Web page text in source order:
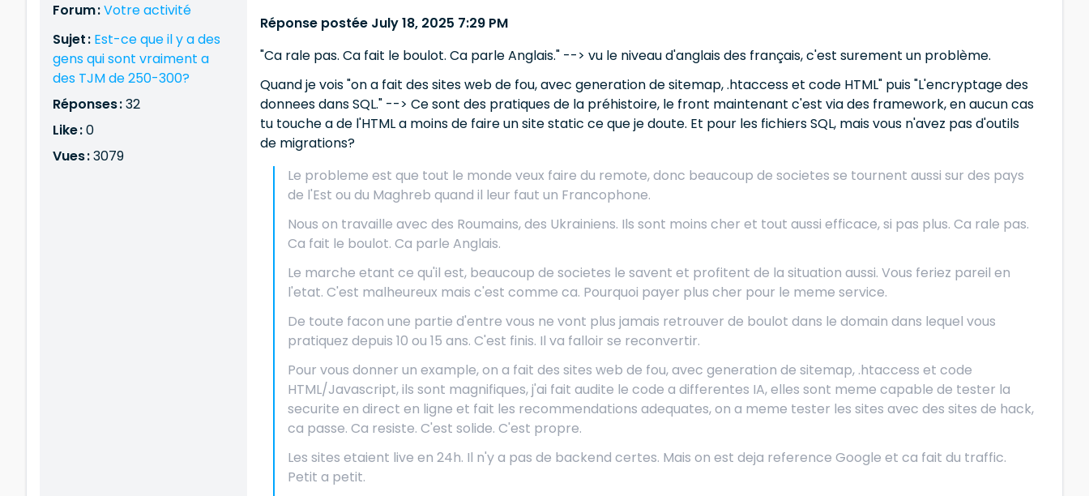
Forum :Votre activité
Sujet : Est-ce que il y a des
gens qui sont vraiment a
des TJM de 250-300?
Réponses :32
Like :0
Vues :3079
Réponse postée July 18, 2025 7:29 PM
"Ca rale pas. Ca fait le boulot. Ca parle Anglais." --> vu le niveau d'anglais des français, c'est surement un problème.
Quand je vois "on a fait des sites web de fou, avec generation de sitemap, .htaccess et code HTML" puis "L'encryptage des
donnees dans SQL." --> Ce sont des pratiques de la préhistoire, le front maintenant c'est via des framework, en aucun cas
tu touche a de l'HTML a moins de faire un site static ce que je doute. Et pour les fichiers SQL, mais vous n'avez pas d'outils
de migrations?
Le probleme est que tout le monde veux faire du remote, donc beaucoup de societes se tournent aussi sur des pays
de l'Est ou du Maghreb quand il leur faut un Francophone.
Nous on travaille avec des Roumains, des Ukrainiens. Ils sont moins cher et tout aussi efficace, si pas plus. Ca rale pas.
Ca fait le boulot. Ca parle Anglais.
Le marche etant ce qu'il est, beaucoup de societes le savent et profitent de la situation aussi. Vous feriez pareil en
l'etat. C'est malheureux mais c'est comme ca. Pourquoi payer plus cher pour le meme service.
De toute facon une partie d'entre vous ne vont plus jamais retrouver de boulot dans le domain dans lequel vous
pratiquez depuis 10 ou 15 ans. C'est finis. Il va falloir se reconvertir.
Pour vous donner un example, on a fait des sites web de fou, avec generation de sitemap, .htaccess et code
HTML/Javascript, ils sont magnifiques, j'ai fait audite le code a differentes IA, elles sont meme capable de tester la
securite en direct en ligne et fait les recommendations adequates, on a meme tester les sites avec des sites de hack,
ca passe. Ca resiste. C'est solide. C'est propre.
Les sites etaient live en 24h. Il n'y a pas de backend certes. Mais on est deja reference Google et ca fait du traffic.
Petit a petit.